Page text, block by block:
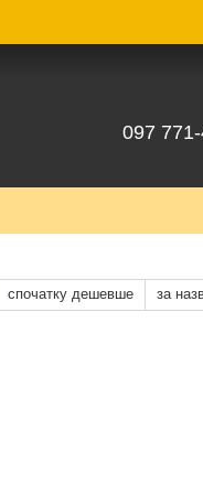
097
спочатку дешевше за